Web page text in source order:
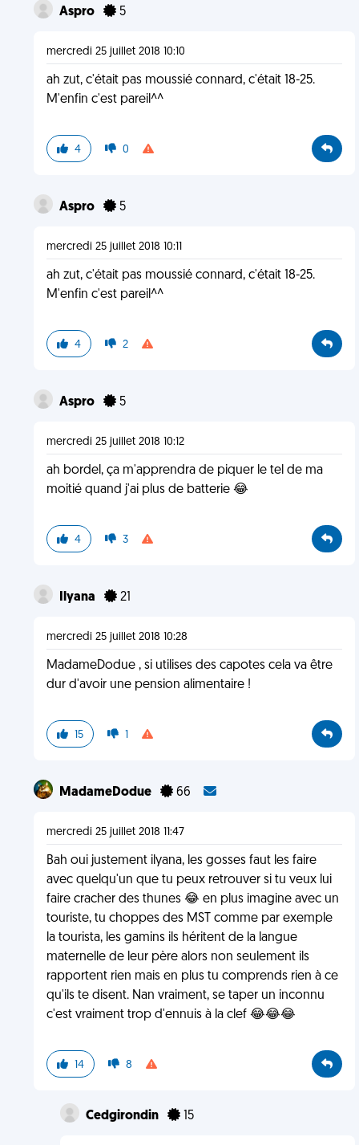
Aspro 5
mercredi 25 juillet 2018 10:10
ah zut, c'était pas moussié connard, c'était 18-25.
M'enfin c'est pareil^^
4 0
Aspro 5
mercredi 25 juillet 2018 10:11
ah zut, c'était pas moussié connard, c'était 18-25.
M'enfin c'est pareil^^
4 2
Aspro 5
mercredi 25 juillet 2018 10:12
ah bordel, ça m'apprendra de piquer le tel de ma
moitié quand j'ai plus de batterie 😂
4 3
Ilyana 21
mercredi 25 juillet 2018 10:28
MadameDodue , si utilises des capotes cela va être
dur d'avoir une pension alimentaire !
15 1
MadameDodue 66
mercredi 25 juillet 2018 11:47
Bah oui justement ilyana, les gosses faut les faire
avec quelqu'un que tu peux retrouver si tu veux lui
faire cracher des thunes 😂 en plus imagine avec un
touriste, tu choppes des MST comme par exemple
la tourista, les gamins ils héritent de la langue
maternelle de leur père alors non seulement ils
rapportent rien mais en plus tu comprends rien à ce
qu'ils te disent. Nan vraiment, se taper un inconnu
c'est vraiment trop d'ennuis à la clef 😂😂😂
14 8
Cedgirondin 15